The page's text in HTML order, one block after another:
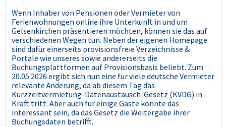
Wenn Inhaber von Pensionen oder Vermieter von
Ferienwohnungen online ihre Unterkunft in und um
Gelsenkirchen präsentieren möchten, können sie das auf
verschiedenen Wegen tun. Neben der eigenen Homepage
sind dafür einerseits provisionsfreie Verzeichnisse &
Portale wie unseres sowie andererseits die
Buchungsplattformen auf Provisionsbasis beliebt. Zum
20.05.2026 ergibt sich nun eine für viele deutsche Vermieter
relevante Änderung, da ab diesem Tag das
Kurzzeitvermietung-Datenaustausch-Gesetz (KVDG) in
Kraft tritt. Aber auch für einige Gäste könnte das
interessant sein, da das Gesetz die Weitergabe ihrer
Buchungsdaten betrifft.